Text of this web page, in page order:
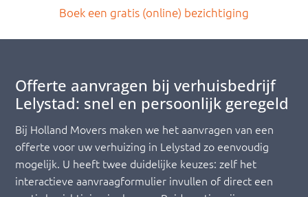
Boek een gratis (online) bezichtiging
Offerte aanvragen bij verhuisbedrijf
Lelystad: snel en persoonlijk geregeld
Bij Holland Movers maken we het aanvragen van een
offerte voor uw verhuizing in Lelystad zo eenvoudig
mogelijk. U heeft twee duidelijke keuzes: zelf het
interactieve aanvraagformulier invullen of direct een